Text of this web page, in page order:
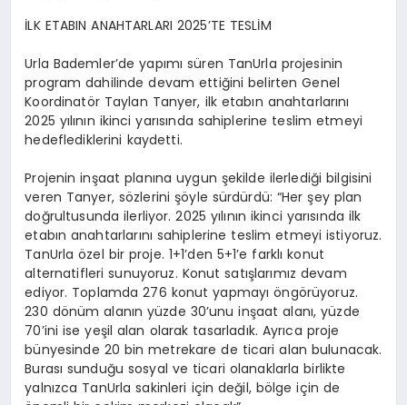
İLK ETABIN ANAHTARLARI 2025’TE TESLİM
Urla Bademler’de yapımı süren TanUrla projesinin
program dahilinde devam ettiğini belirten Genel
Koordinatör Taylan Tanyer, ilk etabın anahtarlarını
2025 yılının ikinci yarısında sahiplerine teslim etmeyi
hedeflediklerini kaydetti.
Projenin inşaat planına uygun şekilde ilerlediği bilgisini
veren Tanyer, sözlerini şöyle sürdürdü: “Her şey plan
doğrultusunda ilerliyor. 2025 yılının ikinci yarısında ilk
etabın anahtarlarını sahiplerine teslim etmeyi istiyoruz.
TanUrla özel bir proje. 1+1’den 5+1’e farklı konut
alternatifleri sunuyoruz. Konut satışlarımız devam
ediyor. Toplamda 276 konut yapmayı öngörüyoruz.
230 dönüm alanın yüzde 30’unu inşaat alanı, yüzde
70’ini ise yeşil alan olarak tasarladık. Ayrıca proje
bünyesinde 20 bin metrekare de ticari alan bulunacak.
Burası sunduğu sosyal ve ticari olanaklarla birlikte
yalnızca TanUrla sakinleri için değil, bölge için de